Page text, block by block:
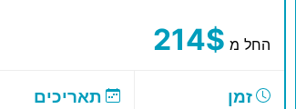
החל מ 214$
זמן תאריכים